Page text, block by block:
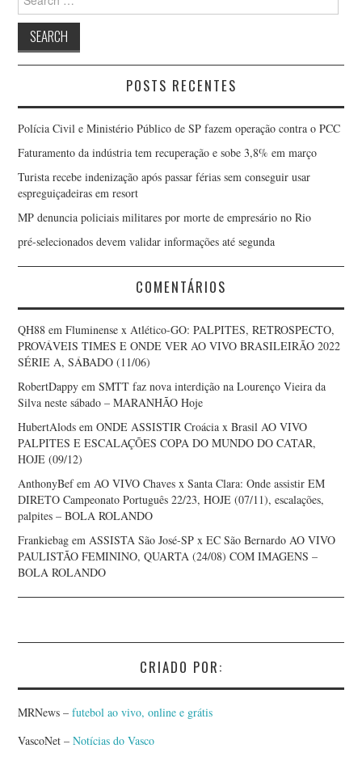
for:
POSTS RECENTES
Polícia Civil e Ministério Público de SP fazem operação contra o PCC
Faturamento da indústria tem recuperação e sobe 3,8% em março
Turista recebe indenização após passar férias sem conseguir usar
espreguiçadeiras em resort
MP denuncia policiais militares por morte de empresário no Rio
pré-selecionados devem validar informações até segunda
COMENTÁRIOS
QH88 emFluminense x Atlético-GO: PALPITES, RETROSPECTO,
PROVÁVEIS TIMES E ONDE VER AO VIVO BRASILEIRÃO 2022
SÉRIE A, SÁBADO (11/06)
RobertDappy emSMTT faz nova interdição na Lourenço Vieira da
Silva neste sábado – MARANHÃO Hoje
HubertAlods emONDE ASSISTIR Croácia x Brasil AO VIVO
PALPITES E ESCALAÇÕES COPA DO MUNDO DO CATAR,
HOJE (09/12)
AnthonyBefemAO VIVO Chaves x Santa Clara: Onde assistir EM
DIRETO Campeonato Português 22/23, HOJE (07/11), escalações,
palpites – BOLA ROLANDO
Frankiebag emASSISTA São José-SP x EC São Bernardo AO VIVO
PAULISTÃO FEMININO, QUARTA (24/08) COM IMAGENS –
BOLA ROLANDO
CRIADO POR:
MRNews –futebol ao vivo, online e grátis
VascoNet – Notícias do Vasco